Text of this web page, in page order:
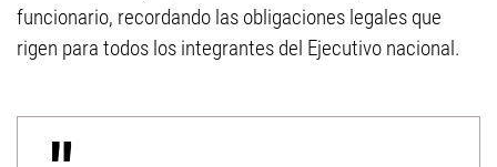
funcionario, recordando las obligaciones legales que
rigen para todos los integrantes del Ejecutivo nacional.